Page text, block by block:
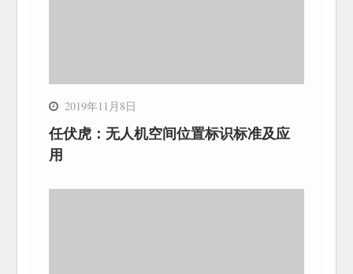
2019年11月8日
任伏虎：无人机空间位置标识标准及应
用